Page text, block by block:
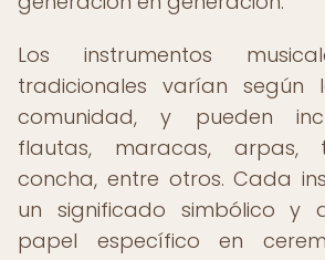
Los instrumentos
tradicionales varían
comunidad, y pueden
flautas, maracas, arpas,
concha, entre otros. Cada
un significado simbólico y
papel específico en